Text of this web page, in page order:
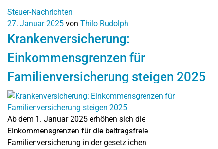
Steuer-Nachrichten
27. Januar 2025 von Thilo Rudolph
Krankenversicherung:
Einkommensgrenzen für
Familienversicherung steigen 2025
Ab dem 1. Januar 2025 erhöhen sich die
Einkommensgrenzen für die beitragsfreie
Familienversicherung in der gesetzlichen